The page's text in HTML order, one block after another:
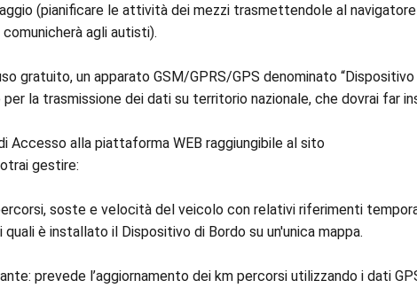
(pianificare le attività dei mezzi trasmettendole al
agli autisti).
gratuito, un apparato GSM/GPRS/GPS denominato “Dispositivo
la trasmissione dei dati su territorio nazionale, che dovrai far
Accesso alla piattaforma WEB raggiungibile al sito
gestire:
soste e velocità del veicolo con relativi riferimenti
è installato il Dispositivo di Bordo su un'unica mappa.
prevede l’aggiornamento dei km percorsi utilizzando i dati